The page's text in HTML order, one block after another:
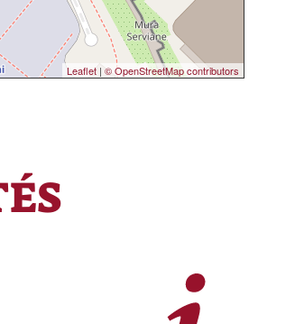
Leaflet | © OpenStreetMap contributors